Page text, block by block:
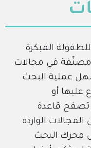
المبكرة
مصنّفة في مجالات
عملية البحث
عليها أو
تصفح قاعدة
الواردة
محرك البحث